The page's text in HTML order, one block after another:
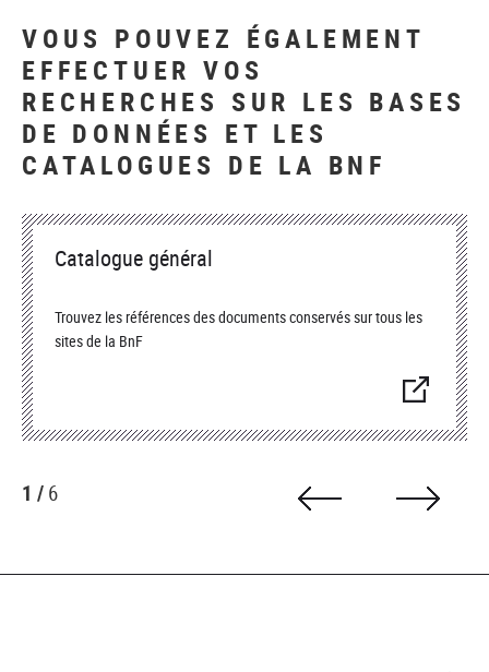
VOUS POUVEZ ÉGALEMENT
EFFECTUER VOS
RECHERCHES SUR LES BASES
DE DONNÉES ET LES
CATALOGUES DE LA BNF
Catalogue général
Trouvez les références des documents conservés sur tous les
sites de la BnF
(nouvelle
1 /6